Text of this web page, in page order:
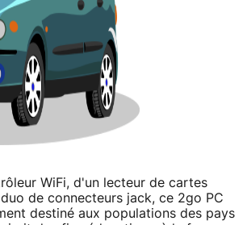
WiFi, d'un lecteur de cartes
de connecteurs jack, ce 2go PC
destiné aux populations des pays